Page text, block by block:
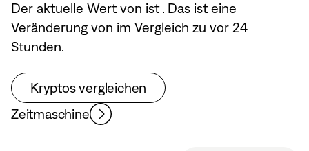
Der aktuelle Wert von ist. Das ist eine
Veränderung von im Vergleich zu vor 24
Stunden.
Kryptos vergleichen
Zeitmaschine